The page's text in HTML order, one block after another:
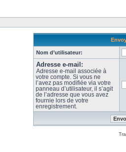
Nom d’utilisateur:
Adresse e-mail:
Adresse e-mail associée à
votre compte. Si vous ne
l’avez pas modifiée via votre
panneau d’utilisateur, il s’agit
de l’adresse que vous avez
fournie lors de votre
enregistrement.